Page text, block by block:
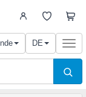
DE